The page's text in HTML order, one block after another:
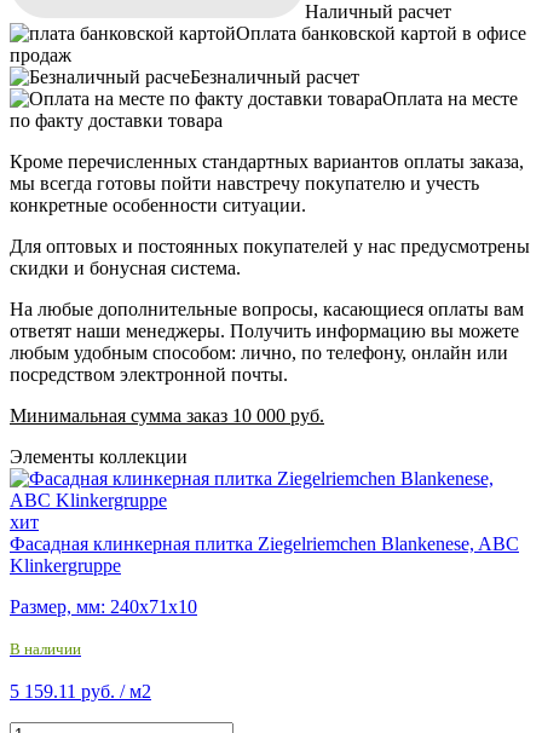
Наличный расчет
Оплата банковской картой в офисе
продаж
Безналичный расчет
Оплата на месте
по факту доставки товара
Кроме перечисленных стандартных вариантов оплаты заказа,
мы всегда готовы пойти навстречу покупателю и учесть
конкретные особенности ситуации.
Для оптовых и постоянных покупателей у нас предусмотрены
скидки и бонусная система.
На любые дополнительные вопросы, касающиеся оплаты вам
ответят наши менеджеры. Получить информацию вы можете
любым удобным способом: лично, по телефону, онлайн или
посредством электронной почты.
Минимальная сумма заказ 10 000 руб.
Элементы коллекции
хит
Фасадная клинкерная плитка Ziegelriemchen Blankenese, ABC
Klinkergruppe
Размер, мм: 240х71х10
В наличии
5 159.11 руб. / м2